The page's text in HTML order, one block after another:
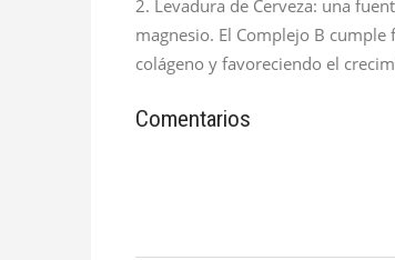
2. Levadura de Cerveza: una
magnesio. El Complejo B
colágeno y favoreciendo el
Comentarios